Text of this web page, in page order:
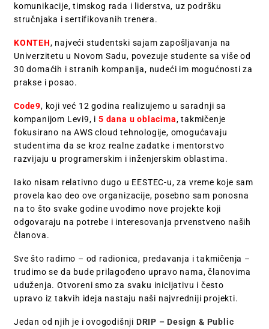
komunikacije, timskog rada i liderstva, uz podršku
stručnjaka i sertifikovanih trenera.
KONTEH, najveći studentski sajam zapošljavanja na
Univerzitetu u Novom Sadu, povezuje studente sa više od
30 domaćih i stranih kompanija, nudeći im mogućnosti za
prakse i posao.
Code9, koji već 12 godina realizujemo u saradnji sa
kompanijom Levi9, i5 dana u oblacima, takmičenje
fokusirano na AWS cloud tehnologije, omogućavaju
studentima da se kroz realne zadatke i mentorstvo
razvijaju u programerskim i inženjerskim oblastima.
Iako nisam relativno dugo u EESTEC-u, za vreme koje sam
provela kao deo ove organizacije, posebno sam ponosna
na to što svake godine uvodimo nove projekte koji
odgovaraju na potrebe i interesovanja prvenstveno naših
članova.
Sve što radimo – od radionica, predavanja i takmičenja –
trudimo se da bude prilagođeno upravo nama, članovima
uduženja. Otvoreni smo za svaku inicijativu i često
upravo iz takvih ideja nastaju naši najvredniji projekti.
Jedan od njih je i ovogodišnji DRIP – Design & Public